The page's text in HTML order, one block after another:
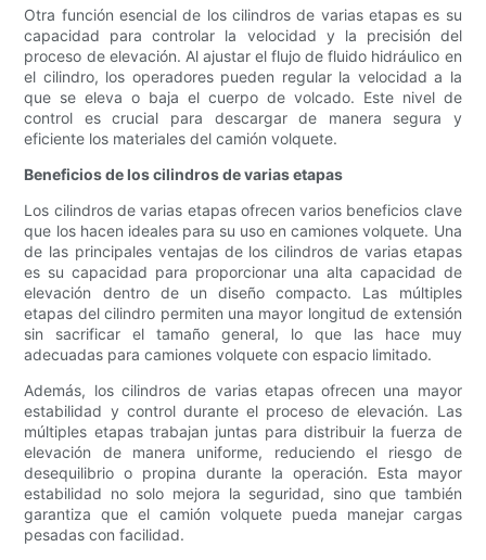
Otra función esencial de los cilindros de varias etapas es su
capacidad para controlar la velocidad y la precisión del
proceso de elevación. Al ajustar el flujo de fluido hidráulico en
el cilindro, los operadores pueden regular la velocidad a la
que se eleva o baja el cuerpo de volcado. Este nivel de
control es crucial para descargar de manera segura y
eficiente los materiales del camión volquete.
Beneficios de los cilindros de varias etapas
Los cilindros de varias etapas ofrecen varios beneficios clave
que los hacen ideales para su uso en camiones volquete. Una
de las principales ventajas de los cilindros de varias etapas
es su capacidad para proporcionar una alta capacidad de
elevación dentro de un diseño compacto. Las múltiples
etapas del cilindro permiten una mayor longitud de extensión
sin sacrificar el tamaño general, lo que las hace muy
adecuadas para camiones volquete con espacio limitado.
Además, los cilindros de varias etapas ofrecen una mayor
estabilidad y control durante el proceso de elevación. Las
múltiples etapas trabajan juntas para distribuir la fuerza de
elevación de manera uniforme, reduciendo el riesgo de
desequilibrio o propina durante la operación. Esta mayor
estabilidad no solo mejora la seguridad, sino que también
garantiza que el camión volquete pueda manejar cargas
pesadas con facilidad.